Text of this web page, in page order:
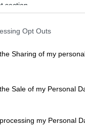
section.
Opt Outs
Sharing of my
Sale of my Personal
my Personal